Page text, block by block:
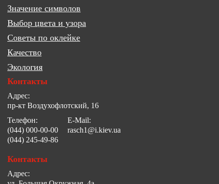
Значение символов
Выбор цвета и узора
Советы по оклейке
Качество
Экология
Контакты
Адрес:
пр-кт Воздухофлотский, 16
Телефон:
(044) 000-00-00
(044) 245-49-86
E-Mail:
rasch1@i.kiev.ua
Контакты
Адрес: